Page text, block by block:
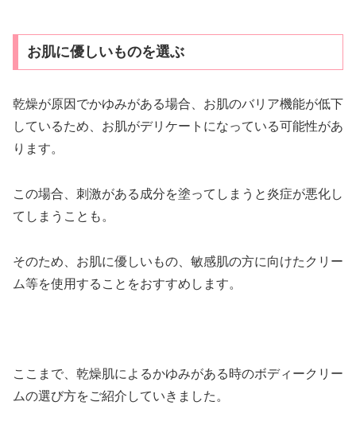
お肌に優しいものを選ぶ
乾燥が原因でかゆみがある場合、お肌のバリア機能が低下
しているため、お肌がデリケートになっている可能性があ
ります。
この場合、刺激がある成分を塗ってしまうと炎症が悪化し
てしまうことも。
そのため、お肌に優しいもの、敏感肌の方に向けたクリー
ム等を使用することをおすすめします。
ここまで、乾燥肌によるかゆみがある時のボディークリー
ムの選び方をご紹介していきました。